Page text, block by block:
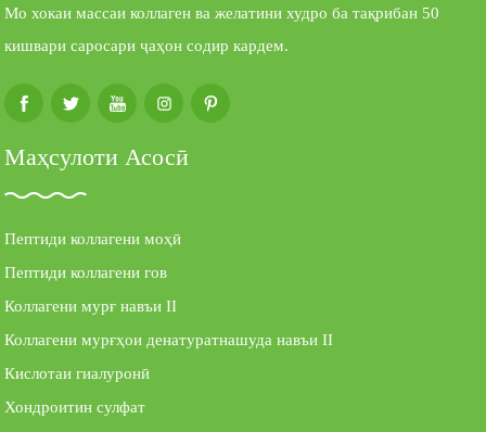
Мо хокаи массаи коллаген ва желатини худро ба тақрибан 50
кишвари саросари ҷаҳон содир кардем.
Маҳсулоти Асосӣ
Пептиди коллагени моҳӣ
Пептиди коллагени гов
Коллагени мурғ навъи II
Коллагени мурғҳои денатуратнашуда навъи II
Кислотаи гиалуронӣ
Хондроитин сулфат